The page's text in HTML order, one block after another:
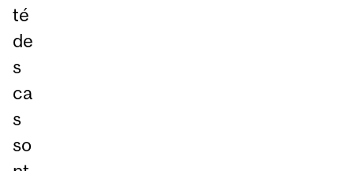
té
de
s
ca
s
so